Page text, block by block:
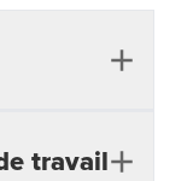
et du social
travail